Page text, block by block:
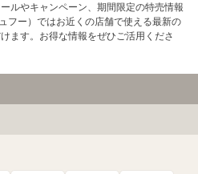
ルやキャンペーン、期間限定の特売情報
フー）ではお近くの店舗で使える最新の
ます。お得な情報をぜひご活用くださ